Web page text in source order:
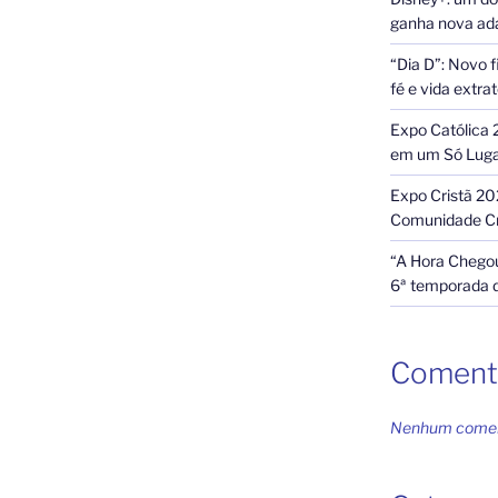
ganha nova
“Dia D”: Novo
fé e vida
Expo Católica
em um Só
Expo Cristã
Comunidade
“A Hora
6ª temporada
Nenhum